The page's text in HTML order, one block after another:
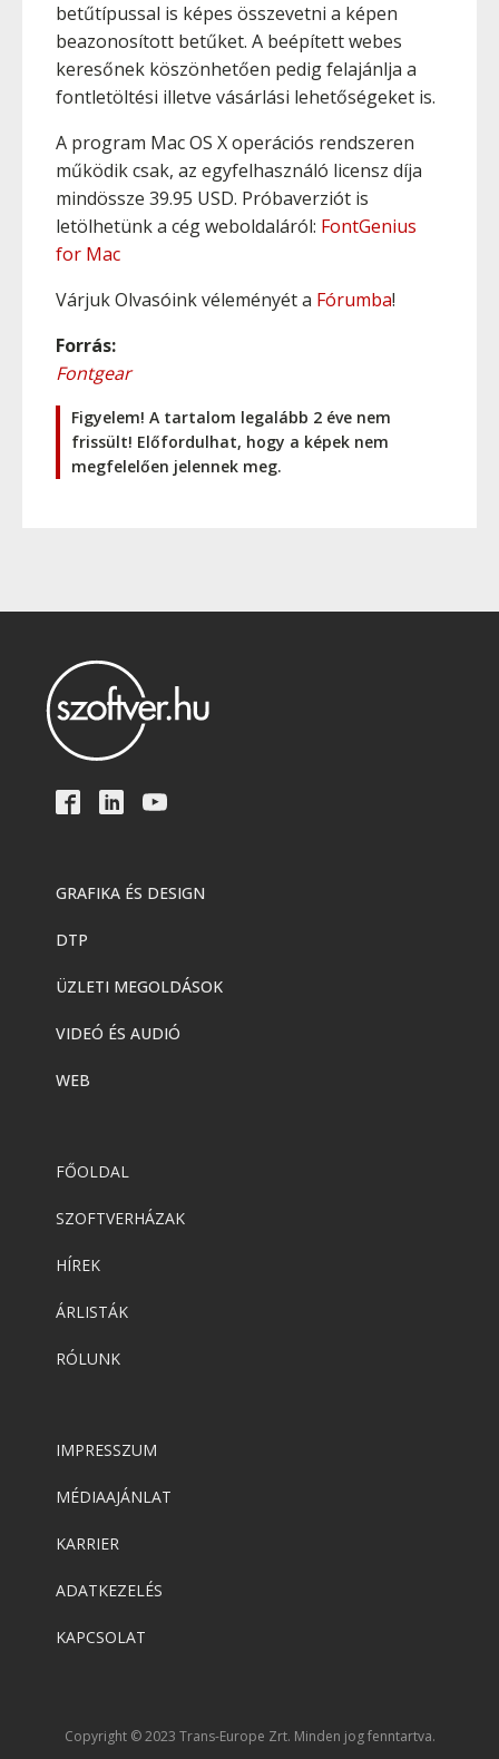
betűtípussal is képes összevetni a képen
beazonosított betűket. A beépített webes
keresőnek köszönhetően pedig felajánlja a
fontletöltési illetve vásárlási lehetőségeket is.
A program Mac OS X operációs rendszeren
működik csak, az egyfelhasználó licensz díja
mindössze 39.95 USD. Próbaverziót is
letölhetünk a cég weboldaláról: FontGenius
for Mac
Várjuk Olvasóink véleményét a Fórumba!
Forrás:
Fontgear
Figyelem! A tartalom legalább 2 éve nem
frissült! Előfordulhat, hogy a képek nem
megfelelően jelennek meg.
GRAFIKA ÉS DESIGN
DTP
ÜZLETI MEGOLDÁSOK
VIDEÓ ÉS AUDIÓ
WEB
FŐOLDAL
SZOFTVERHÁZAK
HÍREK
ÁRLISTÁK
RÓLUNK
IMPRESSZUM
MÉDIAAJÁNLAT
KARRIER
ADATKEZELÉS
KAPCSOLAT
Copyright © 2023 Trans-Europe Zrt. Minden jog fenntartva.